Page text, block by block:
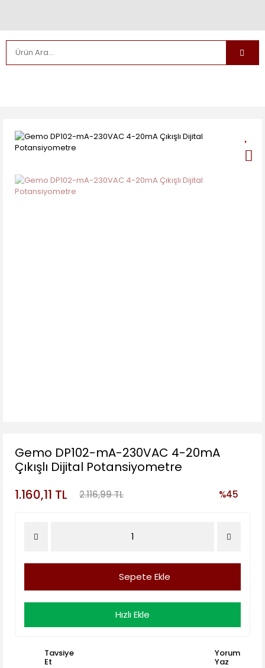
Gemo DP102-mA-230VAC 4-20mA
Çıkışlı Dijital Potansiyometre
1.160,11 TL
2.116,99 TL %45
Sepete Ekle
Hızlı Ekle
Tavsiye
Et
Yorum
Yaz